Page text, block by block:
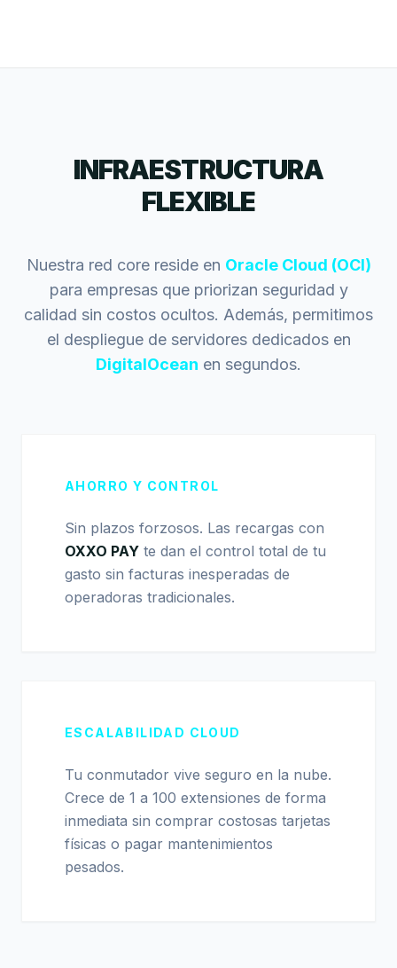
INFRAESTRUCTURA
FLEXIBLE
Nuestra red core reside en Oracle Cloud (OCI)
para empresas que priorizan seguridad y
calidad sin costos ocultos. Además, permitimos
el despliegue de servidores dedicados en
DigitalOcean en segundos.
AHORRO Y CONTROL
Sin plazos forzosos. Las recargas con
OXXO PAY te dan el control total de tu
gasto sin facturas inesperadas de
operadoras tradicionales.
ESCALABILIDAD CLOUD
Tu conmutador vive seguro en la nube.
Crece de 1 a 100 extensiones de forma
inmediata sin comprar costosas tarjetas
físicas o pagar mantenimientos
pesados.